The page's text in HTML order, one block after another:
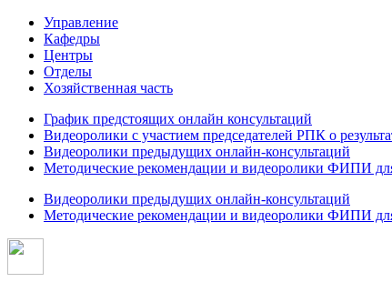
Управление
Кафедры
Центры
Отделы
Хозяйственная часть
График предстоящих онлайн консультаций
Видеоролики с участием председателей РПК о
Видеоролики предыдущих онлайн-консультаций
Методические рекомендации и видеоролики ФИПИ
Видеоролики предыдущих онлайн-консультаций
Методические рекомендации и видеоролики ФИПИ